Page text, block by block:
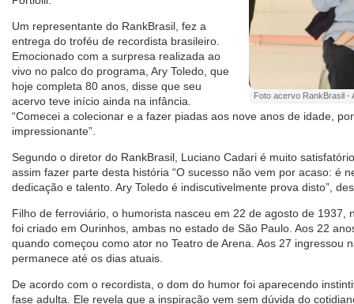
Foto acervo RankBrasil -
Um representante do RankBrasil, fez a
entrega do troféu de recordista brasileiro.
Emocionado com a surpresa realizada ao
vivo no palco do programa, Ary Toledo, que
hoje completa 80 anos, disse que seu
acervo teve início ainda na infância.
“Comecei a colecionar e a fazer piadas aos nove anos de idade,
impressionante”.
Segundo o diretor do RankBrasil, Luciano Cadari é muito
assim fazer parte desta história “O sucesso não vem por acaso: é
dedicação e talento. Ary Toledo é indiscutivelmente prova disto”,
Filho de ferroviário, o humorista nasceu em 22 de agosto de 1937,
foi criado em Ourinhos, ambas no estado de São Paulo. Aos 22
quando começou como ator no Teatro de Arena. Aos 27 ingressou
permanece até os dias atuais.
De acordo com o recordista, o dom do humor foi aparecendo
fase adulta. Ele revela que a inspiração vem sem dúvida do